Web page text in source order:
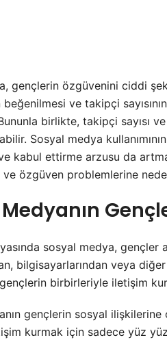
gençlerin özgüvenini ciddi
beğenilmesi ve takipçi
birlikte, takipçi sayısı
Sosyal medya
kabul ettirme arzusu da
ve özgüven problemlerine
sosyal medya, gençler
bilgisayarlarından veya
birbirleriyle iletişim
gençlerin sosyal
kurmak için sadece yüz